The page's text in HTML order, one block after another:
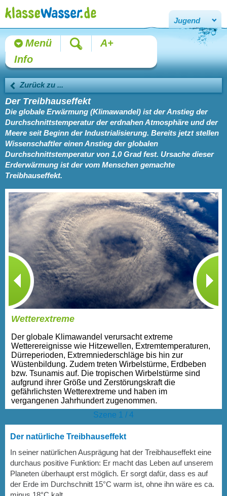
Jugend
Menü
A+
Info
Zurück zu ...
Der Treibhauseffekt
Die globale Erwärmung (Klimawandel) ist der Anstieg der
Durchschnittstemperatur der erdnahen Atmosphäre und der
Meere seit Beginn der Industrialisierung. Bereits jetzt stellen
Wissenschaftler einen Anstieg der globalen
Durchschnittstemperatur von 1,0 Grad fest. Ursache dieser
Erderwärmung ist der vom Menschen gemachte
Treibhauseffekt.
Wetterextreme
Der globale Klimawandel verursacht extreme
Wetterereignisse wie Hitzewellen, Extremtemperaturen,
Dürreperioden, Extremniederschläge bis hin zur
Wüstenbildung. Zudem treten Wirbelstürme, Erdbeben
bzw. Tsunamis auf. Die tropischen Wirbelstürme sind
aufgrund ihrer Größe und Zerstörungskraft die
gefährlichsten Wetterextreme und haben im
vergangenen Jahrhundert zugenommen.
Szene 1 / 4
Der natürliche Treibhauseffekt
In seiner natürlichen Ausprägung hat der Treibhauseffekt eine
durchaus positive Funktion: Er macht das Leben auf unserem
Planeten überhaupt erst möglich. Er sorgt dafür, dass es auf
der Erde im Durchschnitt 15°C warm ist, ohne ihn wäre es ca.